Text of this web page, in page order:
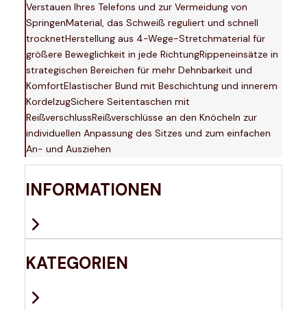
Verstauen Ihres Telefons und zur Vermeidung von
SpringenMaterial, das Schweiß reguliert und schnell
trocknetHerstellung aus 4-Wege-Stretchmaterial für
größere Beweglichkeit in jede RichtungRippeneinsätze in
strategischen Bereichen für mehr Dehnbarkeit und
KomfortElastischer Bund mit Beschichtung und innerem
KordelzugSichere Seitentaschen mit
ReißverschlussReißverschlüsse an den Knöcheln zur
individuellen Anpassung des Sitzes und zum einfachen
An- und Ausziehen
INFORMATIONEN
KATEGORIEN